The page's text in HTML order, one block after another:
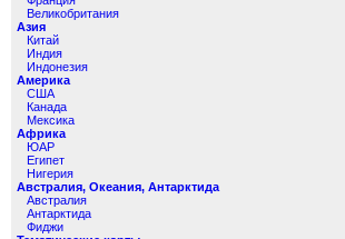
Великобритания
Азия
Китай
Индия
Индонезия
Америка
США
Канада
Мексика
Африка
ЮАР
Египет
Нигерия
Австралия, Океания, Антарктида
Австралия
Антарктида
Фиджи